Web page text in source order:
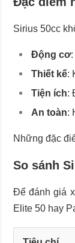
Sirius 50cc
Động cơ:
Thiết kế:
Tiện ích:
An toàn:
Những đặc
So sánh
Để đánh giá
Elite 50 hay